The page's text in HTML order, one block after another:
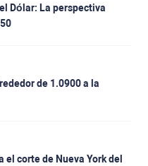
Dólar: La perspectiva
de 1.0900 a la
corte de Nueva York del